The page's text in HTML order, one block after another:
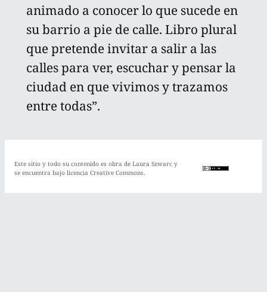
animado a conocer lo que sucede en
su barrio a pie de calle. Libro plural
que pretende invitar a salir a las
calles para ver, escuchar y pensar la
ciudad en que vivimos y trazamos
entre todas”.
Este sitio y todo su contenido es obra de Laura Szwarc y
se encuentra bajo licencia Creative Commons.